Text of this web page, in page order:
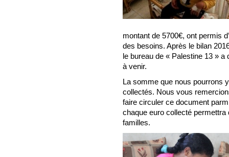
montant de 5700€, ont permis
des besoins. Après le bilan
le bureau de « Palestine 13 » a
à venir.
La somme que nous pourrons
collectés. Nous vous
faire circuler ce document
chaque euro collecté
familles.